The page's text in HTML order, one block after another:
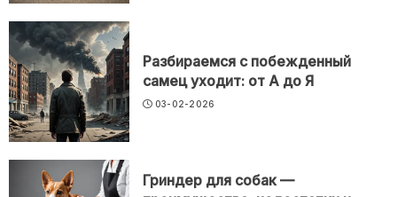
Разбираемся с побежденный
самец уходит: от А до Я
03-02-2026
Гриндер для собак —